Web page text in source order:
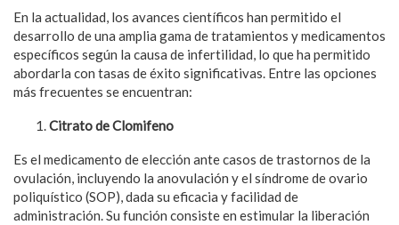
En la actualidad, los avances científicos han permitido el
desarrollo de una amplia gama de tratamientos y medicamentos
específicos según la causa de infertilidad, lo que ha permitido
abordarla con tasas de éxito significativas. Entre las opciones
más frecuentes se encuentran:
Citrato de Clomifeno
Es el medicamento de elección ante casos de trastornos de la
ovulación, incluyendo la anovulación y el síndrome de ovario
poliquístico (SOP), dada su eficacia y facilidad de
administración. Su función consiste en estimular la liberación